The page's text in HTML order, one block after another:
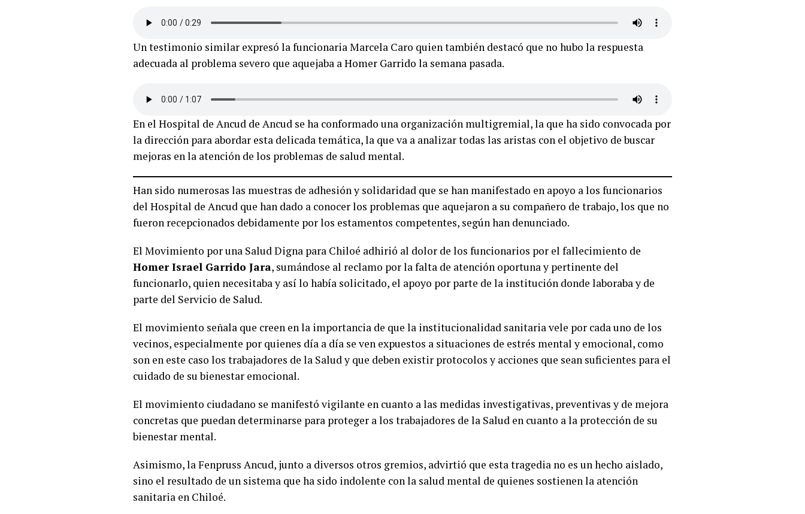
Un testimonio similar expresó la funcionaria Marcela Caro quien también destacó que no hubo la respuesta
adecuada al problema severo que aquejaba a Homer Garrido la semana pasada.
En el Hospital de Ancud de Ancud se ha conformado una organización multigremial, la que ha sido convocada por
la dirección para abordar esta delicada temática, la que va a analizar todas las aristas con el objetivo de buscar
mejoras en la atención de los problemas de salud mental.
Han sido numerosas las muestras de adhesión y solidaridad que se han manifestado en apoyo a los funcionarios
del Hospital de Ancud que han dado a conocer los problemas que aquejaron a su compañero de trabajo, los que no
fueron recepcionados debidamente por los estamentos competentes, según han denunciado.
El Movimiento por una Salud Digna para Chiloé adhirió al dolor de los funcionarios por el fallecimiento de
Homer Israel Garrido Jara, sumándose al reclamo por la falta de atención oportuna y pertinente del
funcionarlo, quien necesitaba y así lo había solicitado, el apoyo por parte de la institución donde laboraba y de
parte del Servicio de Salud.
El movimiento señala que creen en la importancia de que la institucionalidad sanitaria vele por cada uno de los
vecinos, especialmente por quienes día a día se ven expuestos a situaciones de estrés mental y emocional, como
son en este caso los trabajadores de la Salud y que deben existir protocolos y acciones que sean suficientes para el
cuidado de su bienestar emocional.
El movimiento ciudadano se manifestó vigilante en cuanto a las medidas investigativas, preventivas y de mejora
concretas que puedan determinarse para proteger a los trabajadores de la Salud en cuanto a la protección de su
bienestar mental.
Asimismo, la Fenpruss Ancud, junto a diversos otros gremios, advirtió que esta tragedia no es un hecho aislado,
sino el resultado de un sistema que ha sido indolente con la salud mental de quienes sostienen la atención
sanitaria en Chiloé.